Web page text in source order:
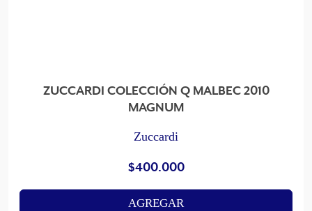
ZUCCARDI COLECCIÓN Q MALBEC 2010
MAGNUM
Zuccardi
$400.000
AGREGAR